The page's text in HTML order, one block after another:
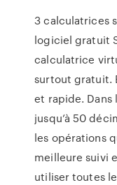
3 calculatrices
logiciel gratuit
calculatrice
surtout gratuit.
et rapide.
jusqu’à 50
les opérations
meilleure suivi
utiliser toutes